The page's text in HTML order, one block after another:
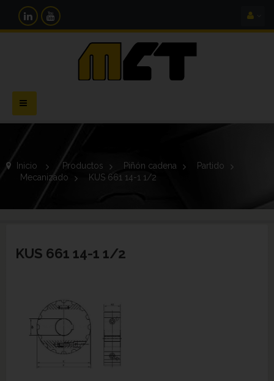
Navegación
Toggle
Inicio > Productos > Piñón cadena >
Partido
Mecanizado > KUS 661 14-1 1/2
KUS 661 14-1 1/2